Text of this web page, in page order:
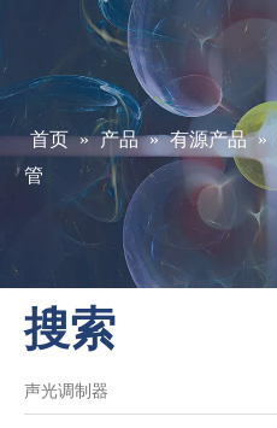
首页 » 产品 » 有源产品 »
管
搜索